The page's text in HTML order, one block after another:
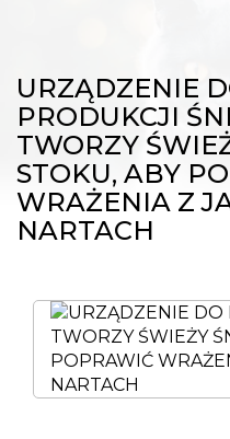
URZĄDZENIE
PRODUKCJI
TWORZY
STOKU, ABY
WRAŻENIA Z
NARTACH